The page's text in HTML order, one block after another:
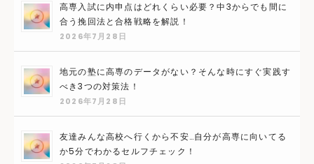
高専入試に内申点はどれくらい必要？中3からでも間に
合う挽回法と合格戦略を解説！
2026年7月28日
地元の塾に高専のデータがない？そんな時にすぐ実践す
べき3つの対策法！
2026年7月28日
友達みんな高校へ行くから不安…自分が高専に向いてる
か5分でわかるセルフチェック！